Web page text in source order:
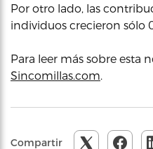
Por otro lado, las
individuos crecieron sólo
Para leer más sobre esta
Sincomillas.com
Compartir